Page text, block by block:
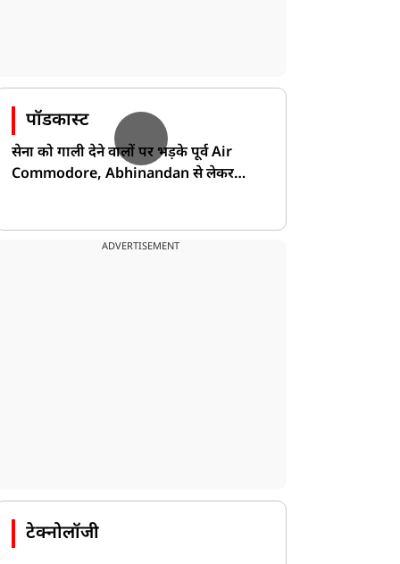
राज्य
योगी सरकार की बड़ी पहल,
'कृष्णवंशी नहीं, कंसवंशी हैं
पॉडकास्ट
सेना को गाली देने वालों पर भड़के पूर्व Air
Commodore, Abhinandan से लेकर
ADVERTISEMENT
टेक्नोलॉजी